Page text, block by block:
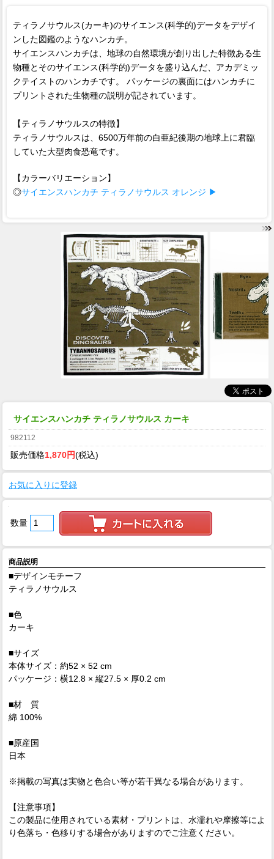
ティラノサウルス(カーキ)のサイエンス(科学的)データをデザイ
ンした図鑑のようなハンカチ。
サイエンスハンカチは、地球の自然環境が創り出した特徴ある生
物種とそのサイエンス(科学的)データを盛り込んだ、アカデミッ
クテイストのハンカチです。 パッケージの裏面にはハンカチに
プリントされた生物種の説明が記されています。
【ティラノサウルスの特徴】
ティラノサウルスは、6500万年前の白亜紀後期の地球上に君臨
していた大型肉食恐竜です。
【カラーバリエーション】
◎サイエンスハンカチ ティラノサウルス オレンジ ▶
サイエンスハンカチ ティラノサウルス カーキ
982112
販売価格1,870円(税込)
お気に入りに登録
数量
商品説明
■デザインモチーフ
ティラノサウルス
■色
カーキ
■サイズ
本体サイズ：約52 × 52 cm
パッケージ：横12.8 × 縦27.5 × 厚0.2 cm
■材 質
綿 100%
■原産国
日本
※掲載の写真は実物と色合い等が若干異なる場合があります。
【注意事項】
この製品に使用されている素材・プリントは、水濡れや摩擦等によ
り色落ち・色移りする場合がありますのでご注意ください。